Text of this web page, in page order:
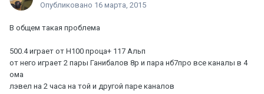
Опубликовано 16 марта, 2015
В общем такая проблема
500.4 играет от Н100 проца+ 117 Альп
от него играет 2 пары Ганибалов 8р и пара нб7про все каналы в 4
ома
лэвел на 2 часа на той и другой паре каналов